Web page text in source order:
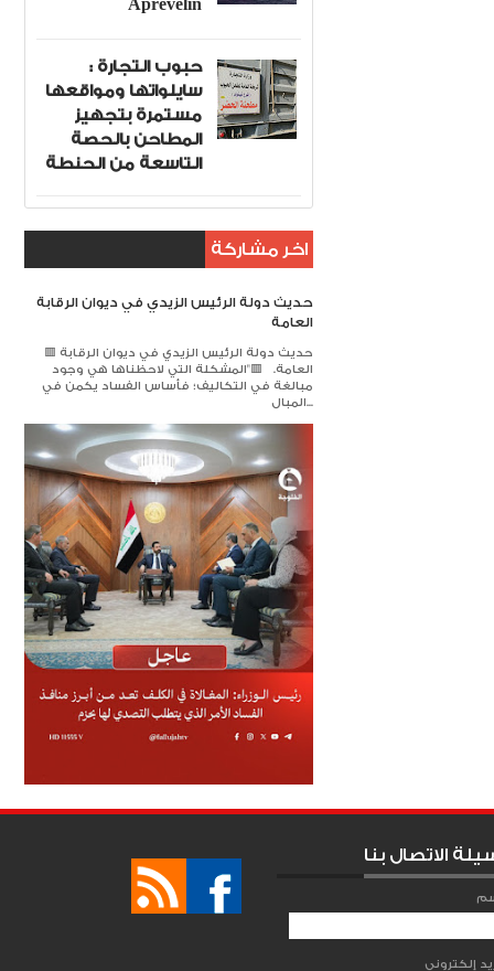
حبوب التجارة :
سايلواتها ومواقعها
مستمرة بتجهيز
المطاحن بالحصة
التاسعة من الحنطة
اخر مشاركة
حديث دولة الرئيس الزيدي في ديوان الرقابة
العامة
🟥 حديث دولة الرئيس الزيدي في ديوان الرقابة
العامة. 🟥​"المشكلة التي لاحظناها هي وجود
مبالغة في التكاليف؛ فأساس الفساد يكمن في
المبال...
الاتصال بنا